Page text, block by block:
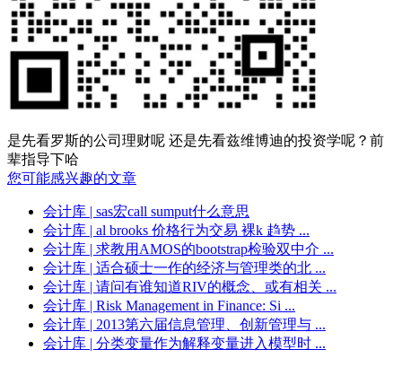
是先看罗斯的公司理财呢 还是先看兹维博迪的投资学呢？前
辈指导下哈
您可能感兴趣的文章
会计库 | sas宏call sumput什么意思
会计库 | al brooks 价格行为交易 裸k 趋势 ...
会计库 | 求教用AMOS的bootstrap检验双中介 ...
会计库 | 适合硕士一作的经济与管理类的北 ...
会计库 | 请问有谁知道RIV的概念、或有相关 ...
会计库 | Risk Management in Finance: Si ...
会计库 | 2013第六届信息管理、创新管理与 ...
会计库 | 分类变量作为解释变量进入模型时 ...